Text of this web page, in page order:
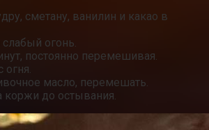
сметану, ванилин и какао в
слабый огонь.
постоянно перемешивая.
огня.
масло, перемешать.
коржи до остывания.